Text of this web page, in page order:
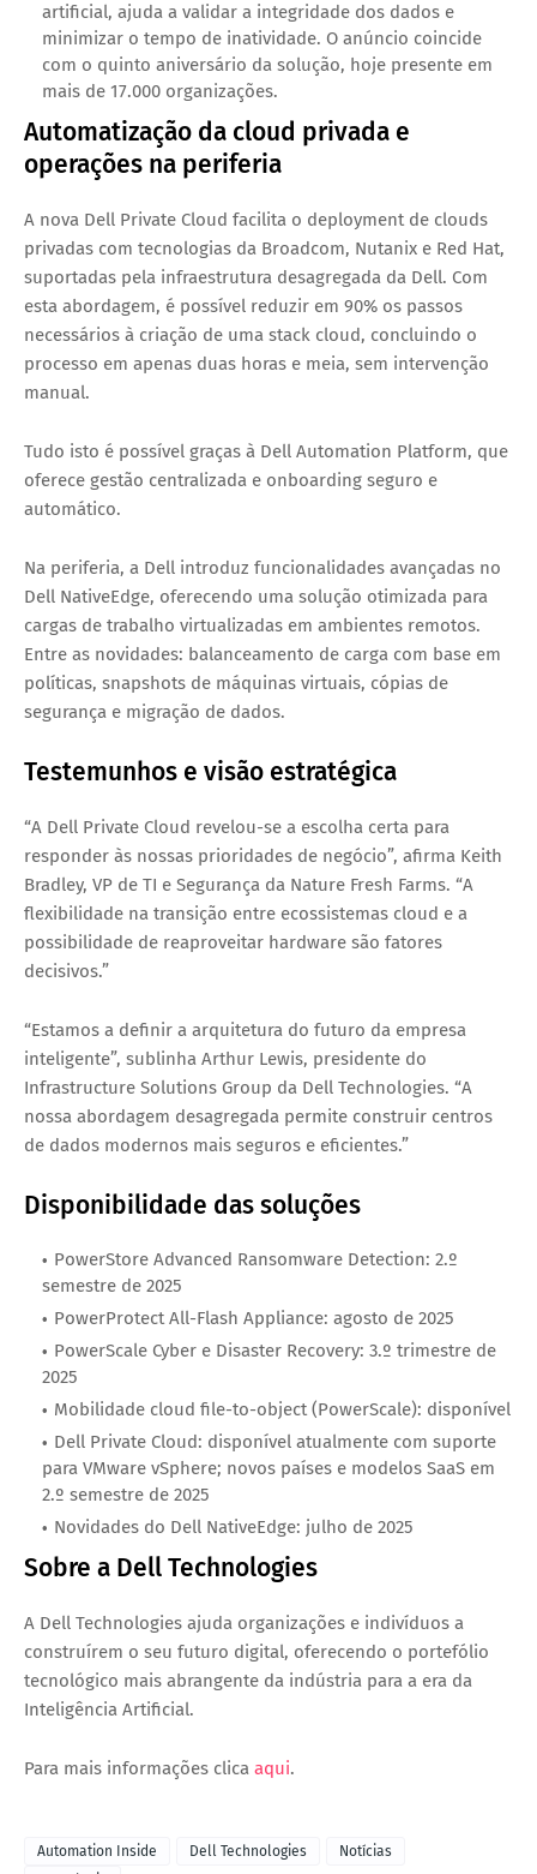
artificial, ajuda a validar a integridade dos dados e
minimizar o tempo de inatividade. O anúncio coincide
com o quinto aniversário da solução, hoje presente em
mais de 17.000 organizações.
Automatização da cloud privada e
operações na periferia
A nova Dell Private Cloud facilita o deployment de clouds
privadas com tecnologias da Broadcom, Nutanix e Red Hat,
suportadas pela infraestrutura desagregada da Dell. Com
esta abordagem, é possível reduzir em 90% os passos
necessários à criação de uma stack cloud, concluindo o
processo em apenas duas horas e meia, sem intervenção
manual.
Tudo isto é possível graças à Dell Automation Platform, que
oferece gestão centralizada e onboarding seguro e
automático.
Na periferia, a Dell introduz funcionalidades avançadas no
Dell NativeEdge, oferecendo uma solução otimizada para
cargas de trabalho virtualizadas em ambientes remotos.
Entre as novidades: balanceamento de carga com base em
políticas, snapshots de máquinas virtuais, cópias de
segurança e migração de dados.
Testemunhos e visão estratégica
“A Dell Private Cloud revelou-se a escolha certa para
responder às nossas prioridades de negócio”, afirma Keith
Bradley, VP de TI e Segurança da Nature Fresh Farms. “A
flexibilidade na transição entre ecossistemas cloud e a
possibilidade de reaproveitar hardware são fatores
decisivos.”
“Estamos a definir a arquitetura do futuro da empresa
inteligente”, sublinha Arthur Lewis, presidente do
Infrastructure Solutions Group da Dell Technologies. “A
nossa abordagem desagregada permite construir centros
de dados modernos mais seguros e eficientes.”
Disponibilidade das soluções
PowerStore Advanced Ransomware Detection: 2.º
semestre de 2025
PowerProtect All-Flash Appliance: agosto de 2025
PowerScale Cyber e Disaster Recovery: 3.º trimestre de
2025
Mobilidade cloud file-to-object (PowerScale): disponível
Dell Private Cloud: disponível atualmente com suporte
para VMware vSphere; novos países e modelos SaaS em
2.º semestre de 2025
Novidades do Dell NativeEdge: julho de 2025
Sobre a Dell Technologies
A Dell Technologies ajuda organizações e indivíduos a
construírem o seu futuro digital, oferecendo o portefólio
tecnológico mais abrangente da indústria para a era da
Inteligência Artificial.
Para mais informações clica aqui.
Automation Inside Dell Technologies
Notícias